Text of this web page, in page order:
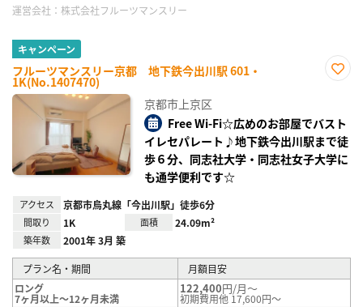
運営会社： 株式会社フルーツマンスリー
キャンペーン
フルーツマンスリー京都 地下鉄今出川駅 601・
1K(No.1407470)
録
京都市上京区
Free Wi-Fi☆広めのお部屋でバスト
イレセパレート♪地下鉄今出川駅まで徒
歩６分、同志社大学・同志社女子大学に
も通学便利です☆
アクセス 京都市烏丸線「今出川駅」徒歩6分
間取り 1K 面積 24.09m²
築年数 2001年 3月 築
プラン名・期間
月額目安
ロング
7ヶ月以上～12ヶ月未満
122,400円/月～
初期費用他 17,600円～